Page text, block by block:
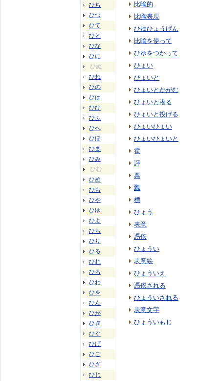
ひち
ひつ
ひて
ひと
ひな
ひに
ひぬ
ひね
ひの
ひは
ひひ
ひふ
ひへ
ひほ
ひま
ひみ
ひむ
ひめ
ひも
ひや
ひゆ
ひよ
ひら
ひり
ひる
ひれ
ひろ
ひわ
ひを
ひん
ひが
ひぎ
ひぐ
ひげ
ひご
ひざ
ひじ
比喩的
比喩表現
ひゆひょうげん
比喩を使って
ひゆをつかって
ひょい
ひょいと
ひょいとかがむ
ひょいと潜る
ひょいと投げる
ひょいひょい
ひょいひょいと
雹
評
票
瓢
標
ひょう
表意
憑依
ひょうい
表意絵
ひょういえ
憑依される
ひょういされる
表意文字
ひょういもじ